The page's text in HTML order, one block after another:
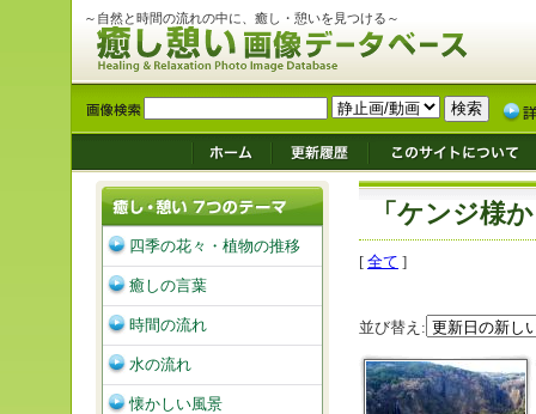
～自然と時間の流れの中に、癒し・憩いを見つける～
「ケンジ様
[ 全て ]
並び替え:
四季の花々・植物の推移
癒しの言葉
時間の流れ
水の流れ
懐かしい風景